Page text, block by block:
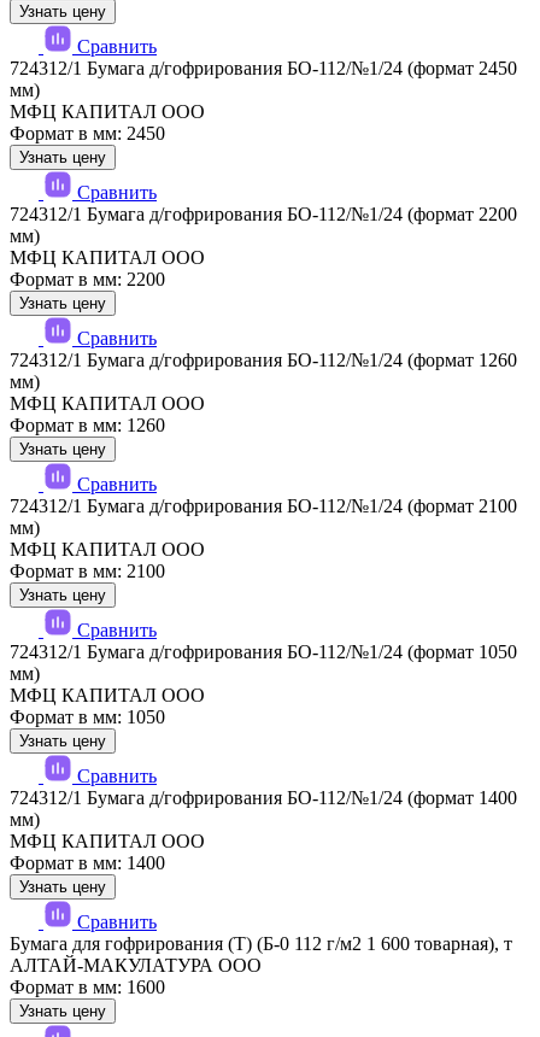
Узнать цену
Сравнить
724312/1 Бумага д/гофрирования БО-112/№1/24 (формат 2450
мм)
МФЦ КАПИТАЛ ООО
Формат в мм: 2450
Узнать цену
Сравнить
724312/1 Бумага д/гофрирования БО-112/№1/24 (формат 2200
мм)
МФЦ КАПИТАЛ ООО
Формат в мм: 2200
Узнать цену
Сравнить
724312/1 Бумага д/гофрирования БО-112/№1/24 (формат 1260
мм)
МФЦ КАПИТАЛ ООО
Формат в мм: 1260
Узнать цену
Сравнить
724312/1 Бумага д/гофрирования БО-112/№1/24 (формат 2100
мм)
МФЦ КАПИТАЛ ООО
Формат в мм: 2100
Узнать цену
Сравнить
724312/1 Бумага д/гофрирования БО-112/№1/24 (формат 1050
мм)
МФЦ КАПИТАЛ ООО
Формат в мм: 1050
Узнать цену
Сравнить
724312/1 Бумага д/гофрирования БО-112/№1/24 (формат 1400
мм)
МФЦ КАПИТАЛ ООО
Формат в мм: 1400
Узнать цену
Сравнить
Бумага для гофрирования (Т) (Б-0 112 г/м2 1 600 товарная), т
АЛТАЙ-МАКУЛАТУРА ООО
Формат в мм: 1600
Узнать цену